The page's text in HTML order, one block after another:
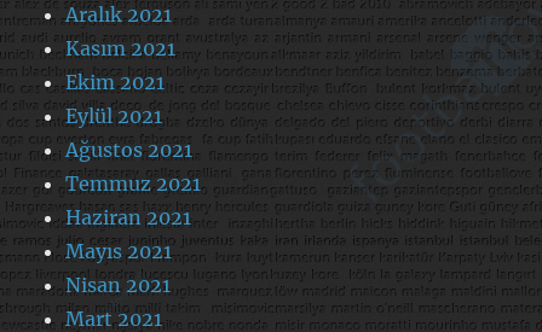
Aralık 2021
Kasım 2021
Ekim 2021
Eylül 2021
Ağustos 2021
Temmuz 2021
Haziran 2021
Mayıs 2021
Nisan 2021
Mart 2021